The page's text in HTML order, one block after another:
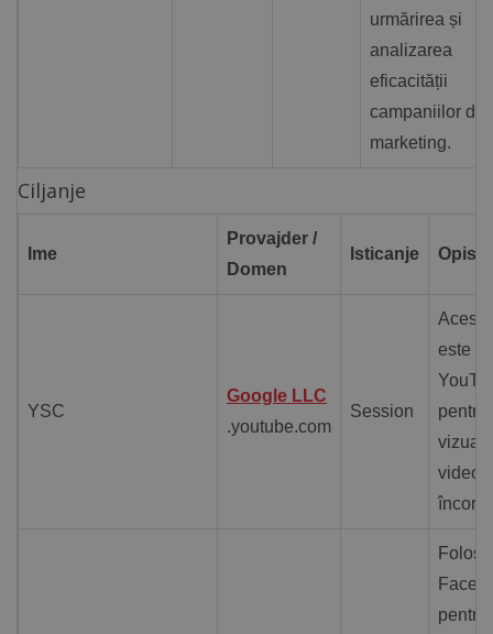
urmărirea și
analizarea
eficacității
campaniilor de
marketing.
Ciljanje
Ime
Provajder /
Domen
Isticanje Opis
YSC
Google LLC
.youtube.com
Session
Acest
este
pentru
pentru